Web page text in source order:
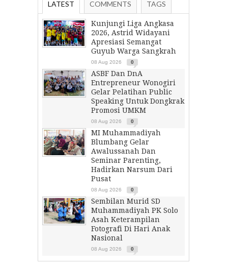
LATEST COMMENTS TAGS
Kunjungi Liga Angkasa
2026, Astrid Widayani
Apresiasi Semangat
Guyub Warga Sangkrah
08 Aug 2026 0
ASBF Dan DnA
Entrepreneur Wonogiri
Gelar Pelatihan Public
Speaking Untuk Dongkrak
Promosi UMKM
08 Aug 2026 0
MI Muhammadiyah
Blumbang Gelar
Awalussanah Dan
Seminar Parenting,
Hadirkan Narsum Dari
Pusat
08 Aug 2026 0
Sembilan Murid SD
Muhammadiyah PK Solo
Asah Keterampilan
Fotografi Di Hari Anak
Nasional
08 Aug 2026 0